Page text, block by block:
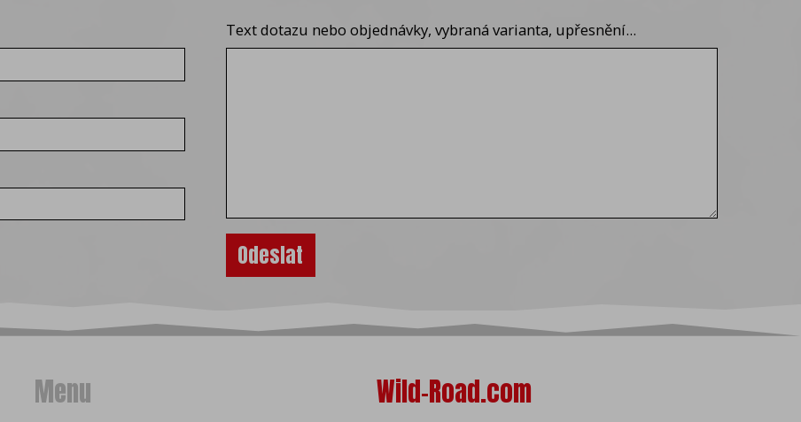
Text dotazu nebo objednávky, vybraná varianta, upřesnění...
Menu Wild-Road.com
von Cookies finden Sie in den Hilfedateien Ihres Browsers: